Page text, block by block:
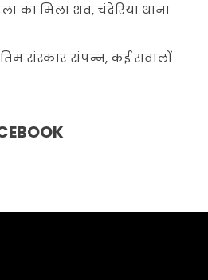
का मिला शव, चंदेरिया थाना
संस्कार संपन्न, कई सवालों